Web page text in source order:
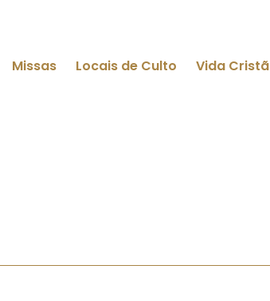
Missas Locais de Culto Vida Cristã